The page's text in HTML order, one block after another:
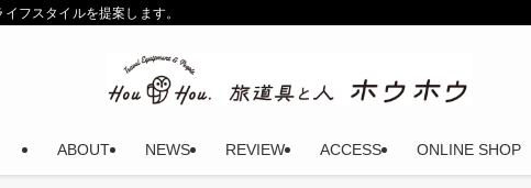
フスタイルを提案します。
ABOUT NEWS REVIEW ACCESS ONLINE SHOP